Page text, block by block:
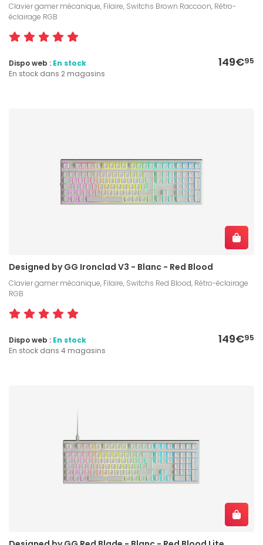
Clavier gamer mécanique, Filaire, Switchs Brown Raccoon, Rétro-
éclairage RGB
149€95
Dispo web : En stock
En stock dans 2 magasins
Designed by GG Ironclad V3 - Blanc - Red Blood
Clavier gamer mécanique, Filaire, Switchs Red Blood, Rétro-éclairage
RGB
149€95
Dispo web : En stock
En stock dans 4 magasins